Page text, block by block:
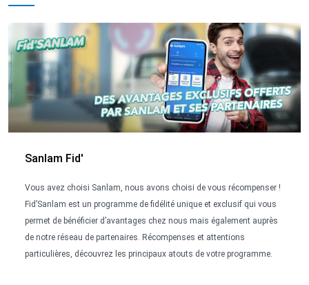
Sanlam Fid'
Vous avez choisi Sanlam, nous avons choisi de vous récompenser !
Fid’Sanlam est un programme de fidélité unique et exclusif qui vous
permet de bénéficier d’avantages chez nous mais également auprès
de notre réseau de partenaires. Récompenses et attentions
particulières, découvrez les principaux atouts de votre programme.